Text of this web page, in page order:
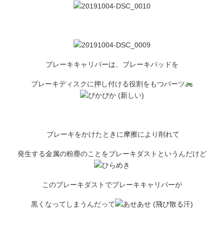
ブレーキキャリバーは、ブレーキパッドを
ブレーキディスクに押し付ける役割をもつパーツ
ブレーキをかけたときに摩擦により削れて
発生する金属の粉塵のことをブレーキダストというんだけど
このブレーキダストでブレーキキャリバーが
黒くなってしまうんだって